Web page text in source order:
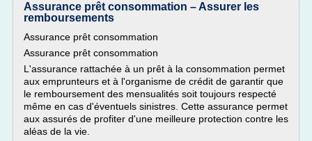
Assurance prêt consommation – Assurer les
remboursements
Assurance prêt consommation
Assurance prêt consommation
L'assurance rattachée à un prêt à la consommation permet
aux emprunteurs et à l'organisme de crédit de garantir que
le remboursement des mensualités soit toujours respecté
même en cas d'éventuels sinistres. Cette assurance permet
aux assurés de profiter d'une meilleure protection contre les
aléas de la vie.